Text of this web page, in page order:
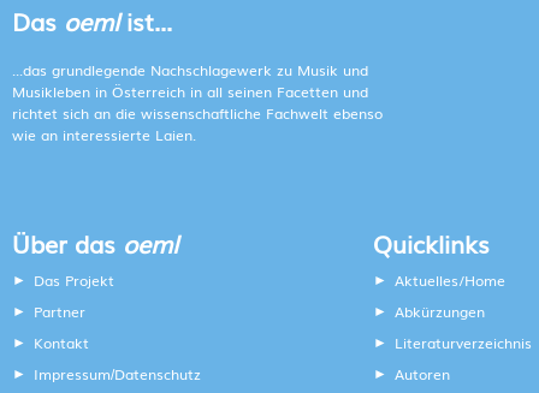
Das oemlist...
...das grundlegende Nachschlagewerk zu Musik und
Musikleben in Österreich in all seinen Facetten und
richtet sich an die wissenschaftliche Fachwelt ebenso
wie an interessierte Laien.
Über das oeml
Das Projekt
Partner
Kontakt
Impressum/Datenschutz
Quicklinks
Aktuelles/Home
Abkürzungen
Literaturverzeichnis
Autoren